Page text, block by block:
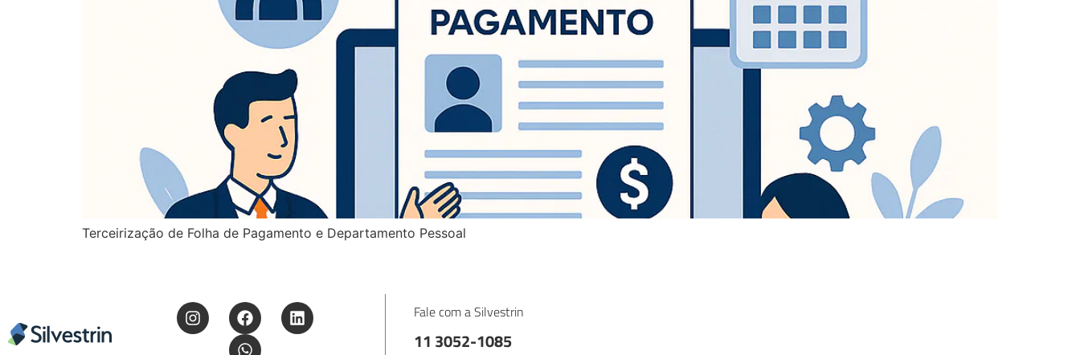
Terceirização de Folha de Pagamento e Departamento Pessoal
Fale com a Silvestrin
11 3052-1085